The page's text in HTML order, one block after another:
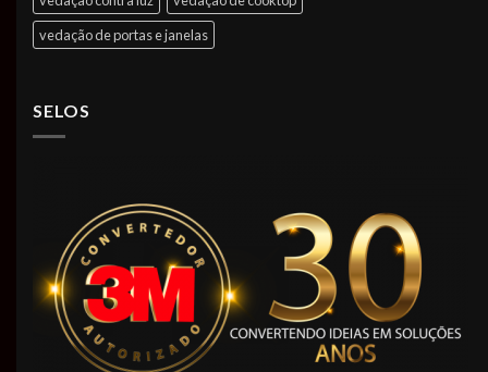
vedação de portas e janelas
SELOS